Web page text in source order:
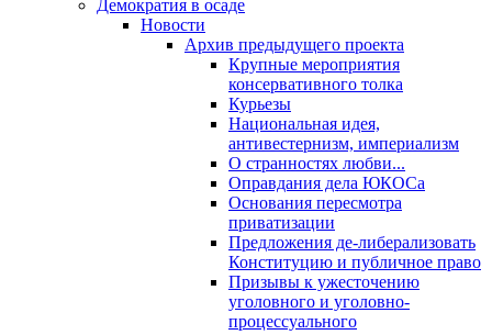
Демократия в осаде
Новости
Архив предыдущего проекта
Крупные мероприятия
консервативного толка
Курьезы
Национальная идея,
антивестернизм, империализм
О странностях любви...
Оправдания дела ЮКОСа
Основания пересмотра
приватизации
Предложения де-либерализовать
Конституцию и публичное право
Призывы к ужесточению
уголовного и уголовно-
процессуального